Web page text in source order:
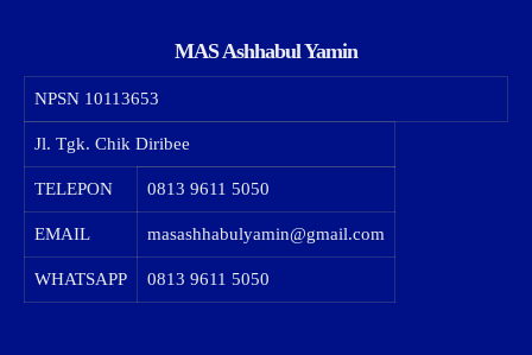
MAS Ashhabul Yamin
NPSN 10113653
Jl. Tgk. Chik Diribee
TELEPON 0813 9611 5050
EMAIL masashhabulyamin@gmail.com
WHATSAPP 0813 9611 5050